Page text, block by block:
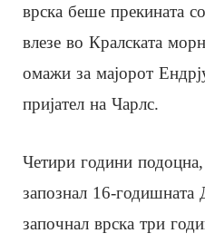
врска беше прекината
влезе во Кралската
омажи за мајорот
пријател на Чарлс.
Четири години
запознал 16-годишната
започнал врска три